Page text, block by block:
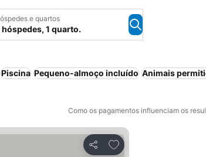
e quartos
hóspedes, 1 quarto.
Piscina Pequeno-almoço incluído Animais
Como os pagamentos influenciam os
Partilhar
Adicionar aos favoritos